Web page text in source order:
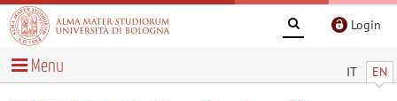
Login
IT EN
Menu